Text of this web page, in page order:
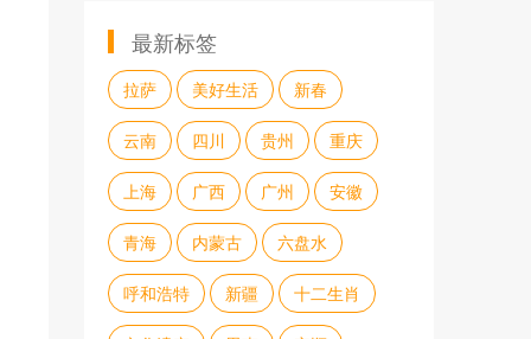
最新标签
拉萨 美好生活 新春
云南 四川 贵州 重庆
上海 广西 广州 安徽
青海 内蒙古 六盘水
呼和浩特 新疆 十二生肖